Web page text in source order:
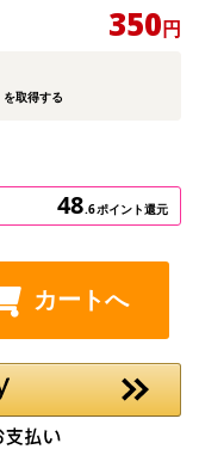
350円
を取得する
48.6ポイント還元
カートへ